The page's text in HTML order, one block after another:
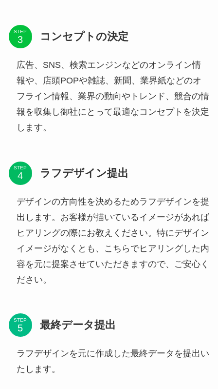
STEP コンセプトの決定
広告、SNS、検索エンジンなどのオンライン情
報や、店頭POPや雑誌、新聞、業界紙などのオ
フライン情報、業界の動向やトレンド、競合の情
報を収集し御社にとって最適なコンセプトを決定
します。
STEP ラフデザイン提出
デザインの方向性を決めるためラフデザインを提
出します。お客様が描いているイメージがあれば
ヒアリングの際にお教えください。特にデザイン
イメージがなくとも、こちらでヒアリングした内
容を元に提案させていただきますので、ご安心く
ださい。
STEP 最終データ提出
ラフデザインを元に作成した最終データを提出い
たします。